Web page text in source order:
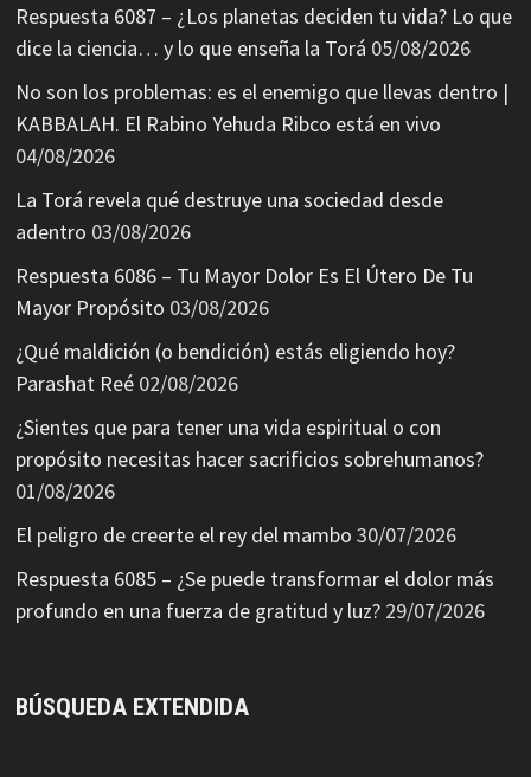
Respuesta 6087 – ¿Los planetas deciden tu vida? Lo que
dice la ciencia… y lo que enseña la Torá 05/08/2026
No son los problemas: es el enemigo que llevas dentro |
KABBALAH. El Rabino Yehuda Ribco está en vivo
04/08/2026
La Torá revela qué destruye una sociedad desde
adentro 03/08/2026
Respuesta 6086 – Tu Mayor Dolor Es El Útero De Tu
Mayor Propósito 03/08/2026
¿Qué maldición (o bendición) estás eligiendo hoy?
Parashat Reé 02/08/2026
¿Sientes que para tener una vida espiritual o con
propósito necesitas hacer sacrificios sobrehumanos?
01/08/2026
El peligro de creerte el rey del mambo 30/07/2026
Respuesta 6085 – ¿Se puede transformar el dolor más
profundo en una fuerza de gratitud y luz? 29/07/2026
BÚSQUEDA EXTENDIDA